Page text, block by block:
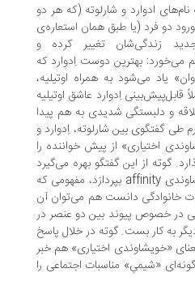
و شارلوته (که هر دو
فرد (یا طبق همان استعاره‌ی
تغییر کرده و
بهترین دوست اِدوارد که
به همراه اوتیلیه،
اِدوارد عاشق اوتیلیه
شدیدی به هم پیدا
بین شارلوته، اِدوارد و
از پیش خواننده را
از این گفتگو بهره می‌گیرد
تا به تأمل درباره‌ی ماهیت خویشاوندی affinity بپردازد، مفهومی که
دانست هم می‌توان آن
پیوند بین دو عنصر در
بست. گوته در خلال پاسخ
اختیاری» هم خبر
مناسبات اجتماعی را